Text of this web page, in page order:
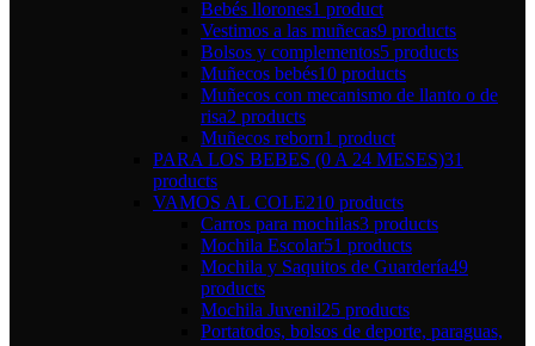
Bebés llorones1 product
Vestimos a las muñecas9 products
Bolsos y complementos5 products
Muñecos bebés10 products
Muñecos con mecanismo de llanto o de
risa2 products
Muñecos reborn1 product
PARA LOS BEBES (0 A 24 MESES)31
products
VAMOS AL COLE210 products
Carros para mochilas3 products
Mochila Escolar51 products
Mochila y Saquitos de Guardería49
products
Mochila Juvenil25 products
Portatodos, bolsos de deporte, paraguas,